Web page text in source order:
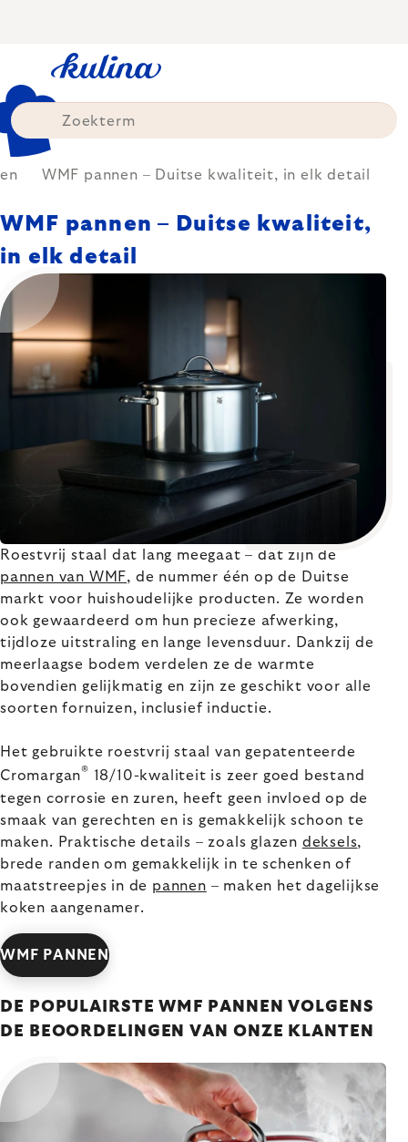
WMF pannen – Duitse kwaliteit, in elk detail
WMF pannen – Duitse kwaliteit,
in elk detail
Roestvrij staal dat lang meegaat – dat zijn de
pannen van WMF, de nummer één op de Duitse
markt voor huishoudelijke producten. Ze worden
ook gewaardeerd om hun precieze afwerking,
tijdloze uitstraling en lange levensduur. Dankzij de
meerlaagse bodem verdelen ze de warmte
bovendien gelijkmatig en zijn ze geschikt voor alle
soorten fornuizen, inclusief inductie.
Het gebruikte roestvrij staal van gepatenteerde
Cromargan® 18/10-kwaliteit is zeer goed bestand
tegen corrosie en zuren, heeft geen invloed op de
smaak van gerechten en is gemakkelijk schoon te
maken. Praktische details – zoals glazen deksels,
brede randen om gemakkelijk in te schenken of
maatstreepjes in de pannen – maken het dagelijkse
koken aangenamer.
WMF PANNEN
DE POPULAIRSTE WMF PANNEN VOLGENS
DE BEOORDELINGEN VAN ONZE KLANTEN